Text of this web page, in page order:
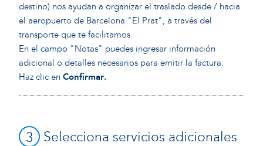
destino) nos ayudan a organizar el traslado desde / hacia
el aeropuerto de Barcelona "El Prat", a través del
transporte que te facilitamos.
En el campo "Notas" puedes ingresar información
adicional o detalles necesarios para emitir la factura.
Haz clic enConfirmar.
3 Selecciona servicios adicionales